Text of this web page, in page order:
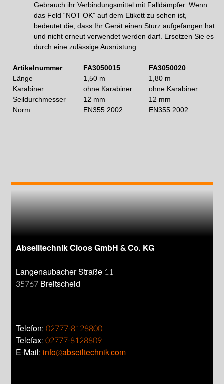
Gebrauch ihr Verbindungsmittel mit Falldämpfer. Wenn
das Feld “NOT OK” auf dem Etikett zu sehen ist,
bedeutet die, dass Ihr Gerät einen Sturz aufgefangen hat
und nicht erneut verwendet werden darf. Ersetzen Sie es
durch eine zulässige Ausrüstung.
Artikelnummer FA3050015
FA3050020
Länge
1,50 m
1,80 m
Karabiner
ohne Karabiner
ohne Karabiner
Seildurchmesser
12 mm
12 mm
Norm
EN355:2002 EN355:2002
Abseiltechnik Cloos GmbH & Co. KG
Langenaubacher Straße 11
35767 Breitscheid
Telefon:02777-8128800
Telefax:02777-8128809
E-Mail: info@abseiltechnik.com